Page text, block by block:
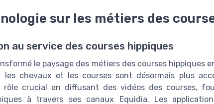
sur les métiers des
au service des courses hippiques
le paysage des métiers des courses hippiques
chevaux et les courses sont désormais plus
rôle crucial en diffusant des vidéos des courses,
à travers ses canaux Equidia. Les